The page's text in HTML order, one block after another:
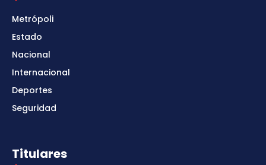
Metrópoli
Estado
Nacional
Internacional
Deportes
Seguridad
Titulares